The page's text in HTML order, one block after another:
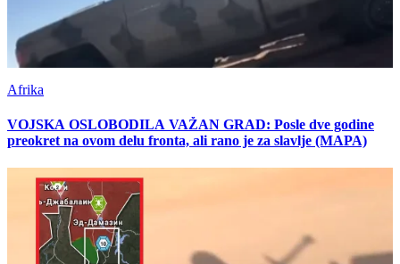
Afrika
VOJSKA OSLOBODILA VAŽAN GRAD: Posle dve godine
preokret na ovom delu fronta, ali rano je za slavlje (MAPA)